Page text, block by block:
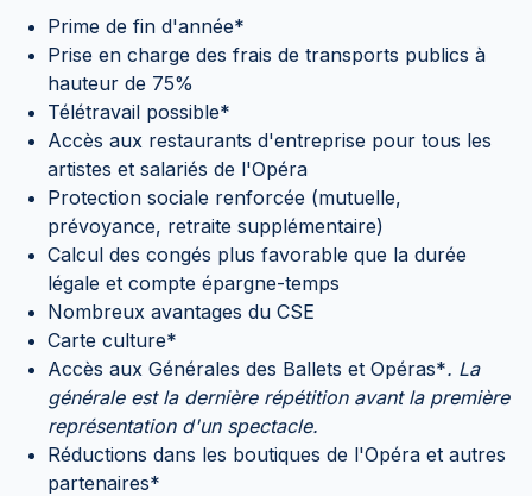
Prime de fin d'année*
Prise en charge des frais de transports publics à
hauteur de 75%
Télétravail possible*
Accès aux restaurants d'entreprise pour tous les
artistes et salariés de l'Opéra
Protection sociale renforcée (mutuelle,
prévoyance, retraite supplémentaire)
Calcul des congés plus favorable que la durée
légale et compte épargne-temps
Nombreux avantages du CSE
Carte culture*
Accès aux Générales des Ballets et Opéras*. La
générale est la dernière répétition avant la première
représentation d'un spectacle.
Réductions dans les boutiques de l'Opéra et autres
partenaires*